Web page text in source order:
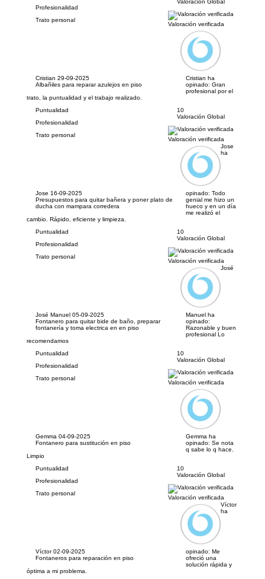
Profesionalidad
Trato personal
Valoración Global
Valoración verificada
Cristian 29-09-2025
Albañiles para reparar azulejos en piso
Cristian ha
opinado: Gran
profesional por el
trato, la puntualidad y el trabajo realizado.
Puntualidad
Profesionalidad
Trato personal
10
Valoración Global
Valoración verificada
Jose 16-09-2025
Presupuestos para quitar bañera y poner plato de
ducha con mampara corredera
Jose
ha
opinado: Todo
genial me hizo un
hueco y en un día
me realizó el
cambio. Rápido, eficiente y limpieza.
Puntualidad
Profesionalidad
Trato personal
10
Valoración Global
Valoración verificada
José Manuel 05-09-2025
Fontanero para quitar bide de baño, preparar
fontanería y toma electrica en en piso
José
Manuel ha
opinado:
Razonable y buen
profesional Lo
recomendamos
Puntualidad
Profesionalidad
Trato personal
10
Valoración Global
Valoración verificada
Gemma 04-09-2025
Fontanero para sustitución en piso
Gemma ha
opinado: Se nota
q sabe lo q hace.
Limpio
Puntualidad
Profesionalidad
Trato personal
10
Valoración Global
Valoración verificada
Víctor02-09-2025
Fontaneros para reparación en piso
Víctor
ha
opinado: Me
ofreció una
solución rápida y
óptima a mi problema.